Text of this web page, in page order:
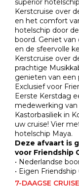
superior
Kerstcruise over
en het comfort
hotelschip door
boord. Geniet
en de sfeervolle
Kerstcruise over
prachtige
genieten van een
Exclusief voor
Eerste Kerstdag
medewerking van
Kastorbasiliek in
uw cruise! Vier
hotelschip Maya.
Deze afvaart is
voor Friendship
• Nederlandse
• Eigen
7-DAAGSE CRUISE